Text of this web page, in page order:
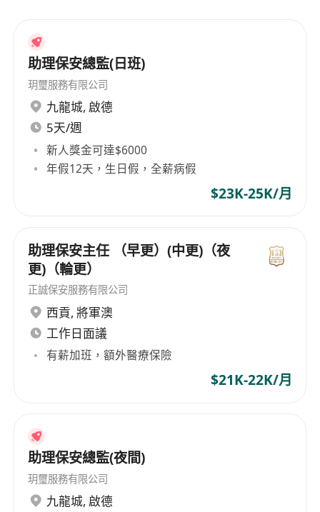
助理保安總監(日班)
玥璽服務有限公司
九龍城, 啟德
5天/週
新人獎金可達$6000
年假12天，生日假，全薪病假
$23K-25K/月
助理保安主任 （早更）(中更)（夜
更)（輪更）
正誠保安服務有限公司
西貢, 將軍澳
工作日面議
有薪加班，額外醫療保險
$21K-22K/月
助理保安總監(夜間)
玥璽服務有限公司
九龍城, 啟德